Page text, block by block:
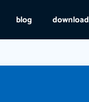
blog download